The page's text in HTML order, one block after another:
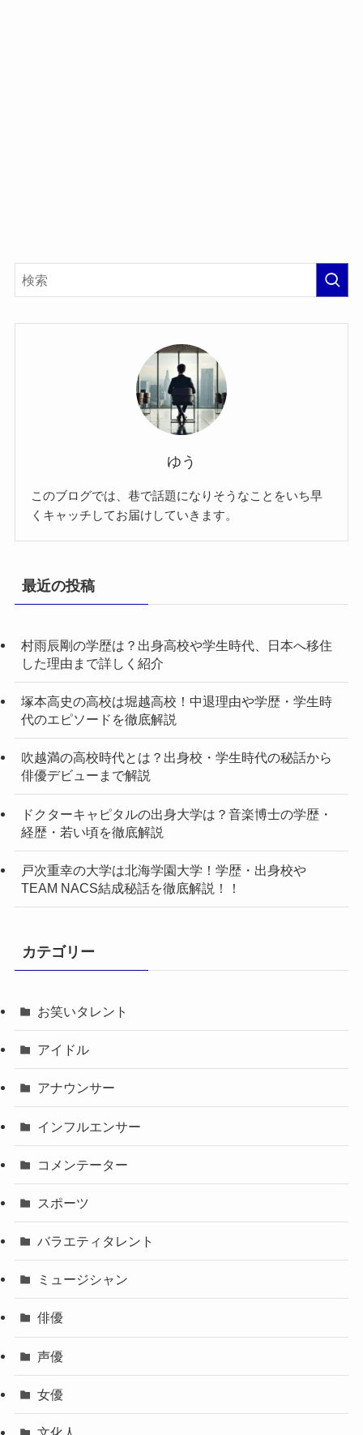
ゆう
このブログでは、巷で話題になりそうなことをいち早
くキャッチしてお届けしていきます。
最近の投稿
村雨辰剛の学歴は？出身高校や学生時代、日本へ移住
した理由まで詳しく紹介
塚本高史の高校は堀越高校！中退理由や学歴・学生時
代のエピソードを徹底解説
吹越満の高校時代とは？出身校・学生時代の秘話から
俳優デビューまで解説
ドクターキャピタルの出身大学は？音楽博士の学歴・
経歴・若い頃を徹底解説
戸次重幸の大学は北海学園大学！学歴・出身校や
TEAM NACS結成秘話を徹底解説！！
カテゴリー
お笑いタレント
アイドル
アナウンサー
インフルエンサー
コメンテーター
スポーツ
バラエティタレント
ミュージシャン
俳優
声優
女優